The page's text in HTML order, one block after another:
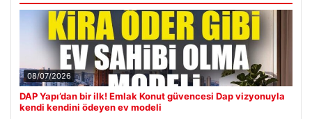
08/07/2026
DAP Yapı’dan bir ilk! Emlak Konut güvencesi Dap vizyonuyla
kendi kendini ödeyen ev modeli